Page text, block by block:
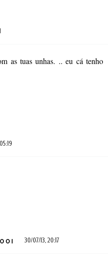
as tuas unhas. .. eu cá tenho
30/07/13, 20:17